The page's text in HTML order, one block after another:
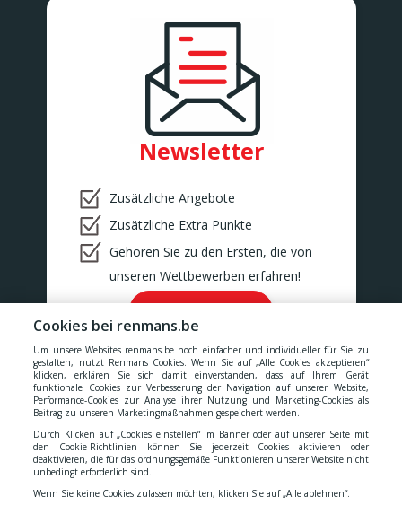
Newsletter
Zusätzliche Angebote
Zusätzliche Extra Punkte
Gehören Sie zu den Ersten, die von
unseren Wettbewerben erfahren!
Unsere Preise verstehen sich inklusive aller Steuern, MwSt.,
Gebühren, Abgaben und Dienstleistungen.
Cookies
- Datenschutzerklärung - Allgemeinen
Cookies bei renmans.be
Um unsere Websites renmans.be noch einfacher und individueller für Sie zu
gestalten, nutzt Renmans Cookies. Wenn Sie auf „Alle Cookies akzeptieren“
klicken, erklären Sie sich damit einverstanden, dass auf Ihrem Gerät
funktionale Cookies zur Verbesserung der Navigation auf unserer Website,
Performance-Cookies zur Analyse ihrer Nutzung und Marketing-Cookies als
Beitrag zu unseren Marketingmaßnahmen gespeichert werden.
Durch Klicken auf „Cookies einstellen“ im Banner oder auf unserer Seite mit
den Cookie-Richtlinien können Sie jederzeit Cookies aktivieren oder
deaktivieren, die für das ordnungsgemäße Funktionieren unserer Website nicht
unbedingt erforderlich sind.
Wenn Sie keine Cookies zulassen möchten, klicken Sie auf „Alle ablehnen“.